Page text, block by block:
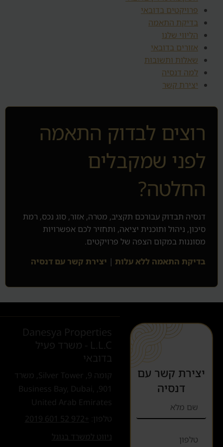
פרויקטים בדובאי
בדיקת התאמה
הליווי שלנו
אזורים בדובאי
שאלות ותשובות
למה דנסיה
יצירת קשר
רוצים לבדוק התאמה
לפני שמקבלים
החלטה?
דנסיה תבדוק עבורכם תקציב, מטרה, אזור, סוג נכס, רמת
סיכון, ניהול ותוכנית יציאה, ותחזיר לכם אפשרויות
מסוננות במקום הצפה של פרויקטים.
בדיקת התאמה ללא עלות | יצירת קשר עם דנסיה
יצירת קשר עם
דנסיה
Danesya Properties
L.L.C - משרד פעיל
בדובאי
קומה 9, Silver Tower, משרד
901, Business Bay, Dubai,
United Arab Emirates
טלפון:
+972 52 601 2019
ניווט למשרד בגוגל